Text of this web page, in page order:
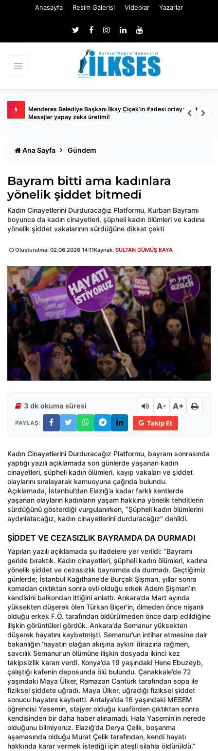
Anasayfa Resim Galerisi Videolar Yazarlar
Menderes Belediye Başkanı İlkay Çiçek’in ifadesi ortaya çıktı:
Mesajlar yapay zeka üretimi!
Ana Sayfa Gündem
Bayram bitti ama kadınlara
yönelik şiddet bitmedi
Kadın Cinayetlerini Durduracağız Platformu, Kurban Bayramı
boyunca da kadın cinayetleri, şüpheli kadın ölümleri ve kadına
yönelik şiddet vakalarının sürdüğüne dikkat çekti
Oluşturulma: 02.06.2026 14:11Kaynak: SULTAN GÜMÜŞ KAYA
3 dk okuma süresi A- A+
PAYLAŞ: Takip Et
Kadın Cinayetlerini Durduracağız Platformu, bayram sonrasında
yaptığı yazılı açıklamada son günlerde yaşanan kadın
cinayetleri, şüpheli kadın ölümleri, kayıp vakaları ve şiddet
olaylarını sıralayarak kamuoyuna çağrıda bulundu.
Açıklamada, İstanbul’dan Elazığ’a kadar farklı kentlerde
yaşanan olayların kadınların yaşam hakkına yönelik tehditlerin
sürdüğünü gösterdiği vurgulanırken, “Şüpheli kadın ölümlerini
aydınlatacağız, kadın cinayetlerini durduracağız” denildi.
ŞİDDET VE CEZASIZLIK BAYRAMDA DA DURMADI
Yapılan yazılı açıklamada şu ifadelere yer verildi: “Bayramı
geride bıraktık. Kadın cinayetleri, şüpheli kadın ölümleri, kadına
yönelik şiddet ve cezasızlık bayramda da durmadı. Geçtiğimiz
günlerde; İstanbul Kağıthane’de Burçak Şişman, yıllar sonra
komadan çıktıktan sonra evli olduğu erkek Adem Şişman’ın
kendisini balkondan ittiğini anlattı. Ankara’da Mart ayında
yüksekten düşerek ölen Türkan Biçer’in, ölmeden önce nişanlı
olduğu erkek F.Ö. tarafından öldürülmeden önce darp edildiğine
ilişkin görüntüleri gördük. Ankara’da Semanur yüksekten
düşerek hayatını kaybetmişti. Semanur’un intihar etmesine dair
bakanlığın ‘hayatın olağan akışına aykırı’ itirazına rağmen,
savcılık Semanur’un ölümüne ilişkin dosyada ikinci kez
takipsizlik kararı verdi. Konya’da 19 yaşındaki Hene Ebuzeyb,
çalıştığı kafenin deposunda ölü bulundu. Çanakkale’de 72
yaşındaki Maya Ülker, Ramazan Cantürk tarafından sopa ile
fiziksel şiddete uğradı. Maya Ülker, uğradığı fiziksel şiddet
sonucu hayatını kaybetti. Antalya’da 16 yaşındaki MESEM
öğrencisi Yasemin, stajyer olduğu kuaförden çıktıktan sonra
kendisinden bir daha haber alınamadı. Hala Yasemin’in nerede
olduğunu bilmiyoruz. Elazığ’da Derya Çelik, boşanma
aşamasında olduğu Murat Çelik tarafından, kendi hayatı
hakkında karar vermek istediği için ateşli silahla öldürüldü.”